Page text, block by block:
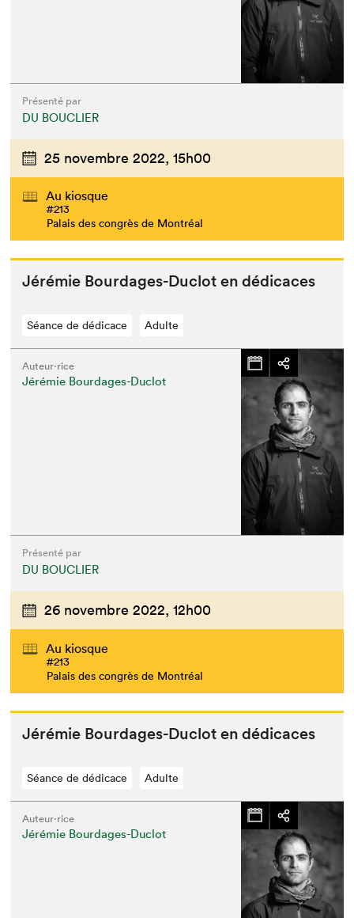
Présenté par
DU BOUCLIER
25 novembre 2022, 15h00
Au kiosque
#213
Palais des congrès de Montréal
Jérémie Bourdages-Duclot en dédicaces
Séance de dédicace Adulte
Auteur·rice
Jérémie Bourdages-Duclot
Présenté par
DU BOUCLIER
26 novembre 2022, 12h00
Au kiosque
#213
Palais des congrès de Montréal
Jérémie Bourdages-Duclot en dédicaces
Séance de dédicace Adulte
Auteur·rice
Jérémie Bourdages-Duclot